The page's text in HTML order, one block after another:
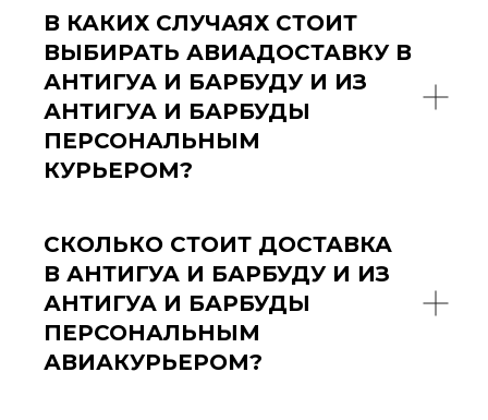
В КАКИХ СЛУЧАЯХ СТОИТ
ВЫБИРАТЬ АВИАДОСТАВКУ В
АНТИГУА И БАРБУДУ И ИЗ
АНТИГУА И БАРБУДЫ
ПЕРСОНАЛЬНЫМ
КУРЬЕРОМ?
СКОЛЬКО СТОИТ ДОСТАВКА
В АНТИГУА И БАРБУДУ И ИЗ
АНТИГУА И БАРБУДЫ
ПЕРСОНАЛЬНЫМ
АВИАКУРЬЕРОМ?